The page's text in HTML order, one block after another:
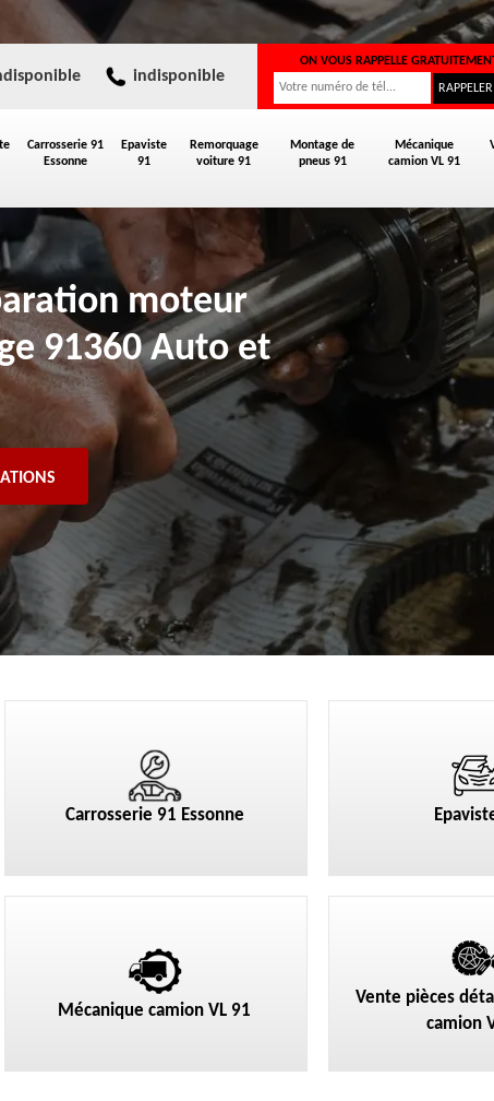
Carrosserie 91
Essonne
Epaviste
91
Remorquage
voiture 91
Montage de
pneus 91
Mécanique
camion VL 91
indisponible
ON VOUS RAPPELLE
moteur
91360 Auto et
Carrosserie 91 Essonne
Mécanique camion VL 91
Vente pièces
camion